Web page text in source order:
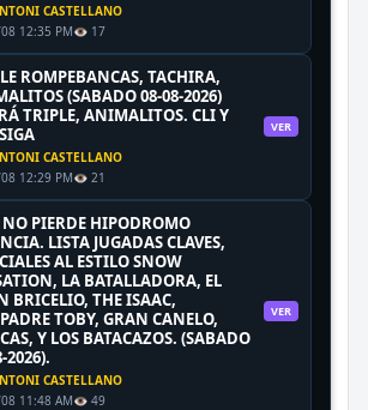
CASTELLANO
12:35 PM👁️ 17
ROMPEBANCAS, TACHIRA,
(SABADO 08-08-2026)
TRIPLE, ANIMALITOS. CLI Y
CASTELLANO
12:29 PM👁️ 21
VER
NO PIERDE HIPODROMO
LISTA JUGADAS CLAVES,
AL ESTILO SNOW
LA BATALLADORA, EL
BRICELIO, THE ISAAC,
TOBY, GRAN CANELO,
Y LOS BATACAZOS. (SABADO
2026).
CASTELLANO
11:48 AM👁️ 49
VER